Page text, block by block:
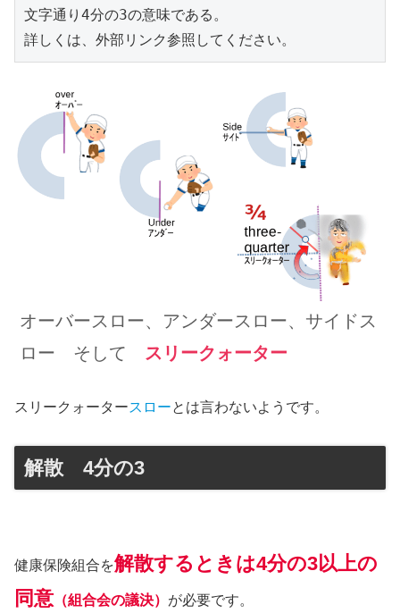
文字通り4分の3の意味である。
詳しくは、外部リンク参照してください。
オーバースロー、アンダースロー、サイドス
ロー そして スリークォーター
スリークォータースローとは言わないようです。
解散 4分の3
健康保険組合を解散するときは4分の3以上の
同意 （組合会の議決） が必要です。